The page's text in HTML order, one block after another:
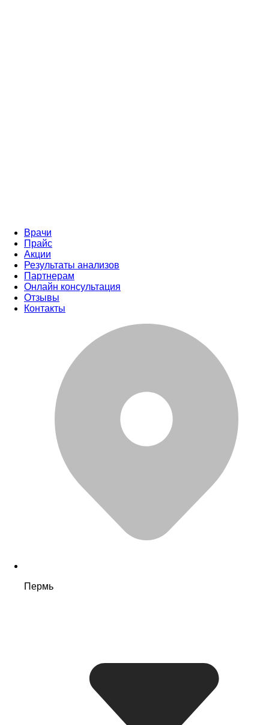
Врачи
Прайс
Акции
Результаты анализов
Партнерам
Онлайн консультация
Отзывы
Контакты
Пермь